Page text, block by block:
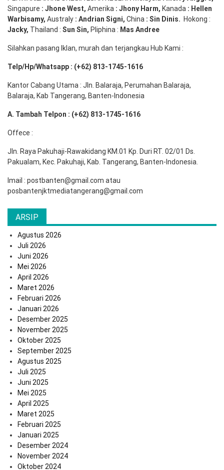
Singapure : JhoneWest, Amerika : Jhony Harm, Kanada : Hellen
Warbisamy, Australy : Andrian Signi, China : Sin Dinis. Hokong :
Jacky, Thailand : Sun Sin, Pliphina : Mas Andree
Silahkan pasang Iklan, murah dan terjangkau Hub Kami :
Telp/Hp/Whatsapp : (+62) 813-1745-1616
Kantor Cabang Utama : Jln. Balaraja, Perumahan Balaraja,
Balaraja, Kab Tangerang, Banten-Indonesia
A. Tambah Telpon : (+62) 813-1745-1616
Offece :
Jln. Raya Pakuhaji-Rawakidang KM.01 Kp. Duri RT. 02/01 Ds.
Pakualam, Kec. Pakuhaji, Kab. Tangerang, Banten-Indonesia.
Imail : postbanten@gmail.com atau
posbantenjktmediatangerang@gmail.com
ARSIP
Agustus 2026
Juli 2026
Juni 2026
Mei 2026
April 2026
Maret 2026
Februari 2026
Januari 2026
Desember 2025
November 2025
Oktober 2025
September 2025
Agustus 2025
Juli 2025
Juni 2025
Mei 2025
April 2025
Maret 2025
Februari 2025
Januari 2025
Desember 2024
November 2024
Oktober 2024